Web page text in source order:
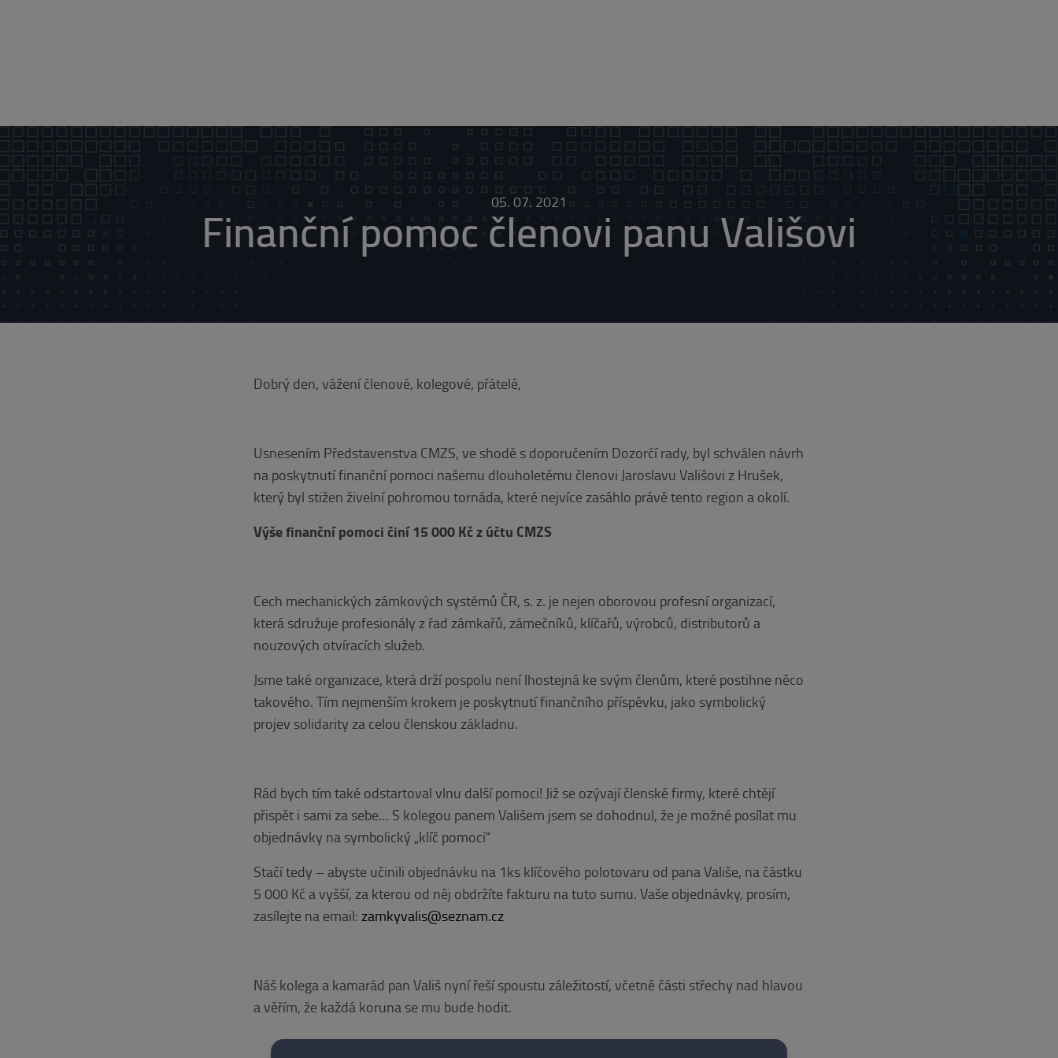
05. 07. 2021
Finanční pomoc členovi panu Vališovi
Dobrý den, vážení členové, kolegové, přátelé,
Usnesením Představenstva CMZS, ve shodě s doporučením Dozorčí rady, byl schválen návrh
na poskytnutí finanční pomoci našemu dlouholetému členovi Jaroslavu Vališovi z Hrušek,
který byl stižen živelní pohromou tornáda, které nejvíce zasáhlo právě tento region a okolí.
Výše finanční pomoci činí 15 000 Kč z účtu CMZS
Cech mechanických zámkových systémů ČR, s. z. je nejen oborovou profesní organizací,
která sdružuje profesionály z řad zámkařů, zámečníků, klíčařů, výrobců, distributorů a
nouzových otvíracích služeb.
Jsme také organizace, která drží pospolu není lhostejná ke svým členům, které postihne něco
takového. Tím nejmenším krokem je poskytnutí finančního příspěvku, jako symbolický
projev solidarity za celou členskou základnu.
Rád bych tím také odstartoval vlnu další pomoci! Již se ozývají členské firmy, které chtějí
přispět i sami za sebe… S kolegou panem Vališem jsem se dohodnul, že je možné posílat mu
objednávky na symbolický „klíč pomoci“
Stačí tedy – abyste učinili objednávku na 1ks klíčového polotovaru od pana Vališe, na částku
5 000 Kč a vyšší, za kterou od něj obdržíte fakturu na tuto sumu. Vaše objednávky, prosím,
zasílejte na email:zamkyvalis@seznam.cz
Náš kolega a kamarád pan Vališ nyní řeší spoustu záležitostí, včetně části střechy nad hlavou
a věřím, že každá koruna se mu bude hodit.